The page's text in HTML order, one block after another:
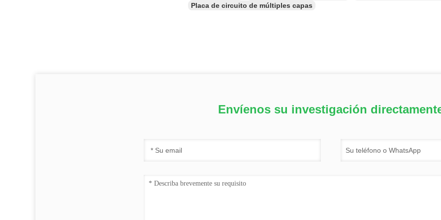
Placa de circuito de múltiples capas
Envíenos su investigación